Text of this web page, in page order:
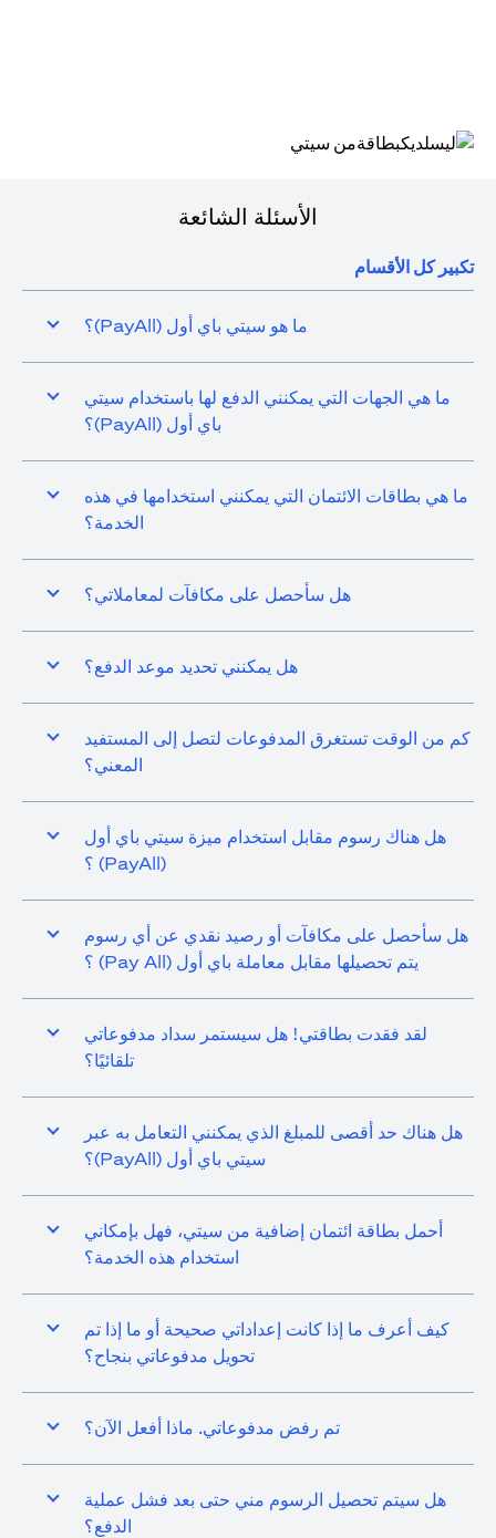
الأسئلة الشائعة
تكبير كل الأقسام
ما هو سيتي باي أول (PayAll)؟
ما هي الجهات التي يمكنني الدفع لها باستخدام سيتي
باي أول (PayAll)؟
ما هي بطاقات الائتمان التي يمكنني استخدامها في هذه
الخدمة؟
هل سأحصل على مكافآت لمعاملاتي؟
هل يمكنني تحديد موعد الدفع؟
كم من الوقت تستغرق المدفوعات لتصل إلى المستفيد
المعني؟
هل هناك رسوم مقابل استخدام ميزة سيتي باي أول
(PayAll) ؟
هل سأحصل على مكافآت أو رصيد نقدي عن أي رسوم
يتم تحصيلها مقابل معاملة باي أول (Pay All) ؟
لقد فقدت بطاقتي! هل سيستمر سداد مدفوعاتي
تلقائيًا؟
هل هناك حد أقصى للمبلغ الذي يمكنني التعامل به عبر
سيتي باي أول (PayAll)؟
أحمل بطاقة ائتمان إضافية من سيتي، فهل بإمكاني
استخدام هذه الخدمة؟
كيف أعرف ما إذا كانت إعداداتي صحيحة أو ما إذا تم
تحويل مدفوعاتي بنجاح؟
تم رفض مدفوعاتي. ماذا أفعل الآن؟
هل سيتم تحصيل الرسوم مني حتى بعد فشل عملية
الدفع؟